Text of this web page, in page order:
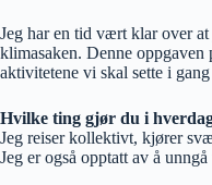
Jeg har en tid vært klar over
klimasaken. Denne
aktivitetene vi skal sette i
Hvilke ting gjør du i
Jeg reiser kollektivt, kjører
Jeg er også opptatt av å